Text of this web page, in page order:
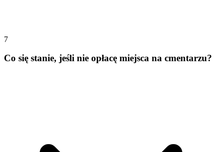
7
Co się stanie, jeśli nie opłacę miejsca na cmentarzu?